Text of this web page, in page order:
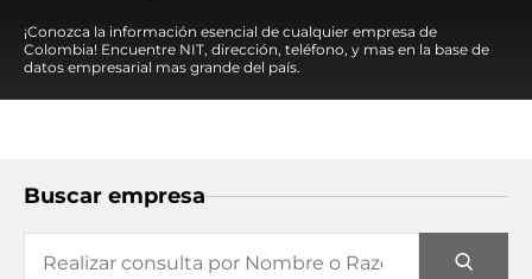
¡Conozca la información esencial de cualquier empresa de
Colombia! Encuentre NIT, dirección, teléfono, y mas en la base de
datos empresarial mas grande del país.
Buscar empresa